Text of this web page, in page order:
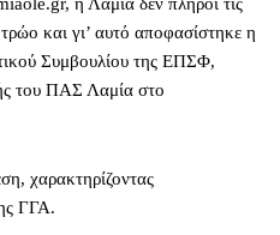
και γι’ αυτό αποφασίστηκε η
Συμβουλίου της ΕΠΣΦ,
του ΠΑΣ Λαμία στο
χαρακτηρίζοντας
ΓΓΑ.